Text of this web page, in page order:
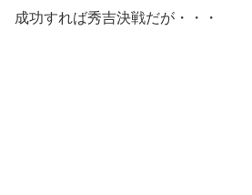
成功すれば秀吉決戦だが・・・